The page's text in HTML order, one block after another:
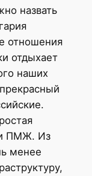
назвать
отношения
отдыхает
наших
ПМЖ. Из
менее